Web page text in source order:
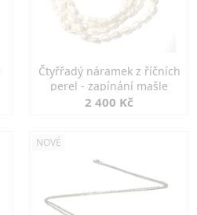
Čtyřřadý náramek z říčních
perel - zapínání mašle
2 400 Kč
NOVÉ